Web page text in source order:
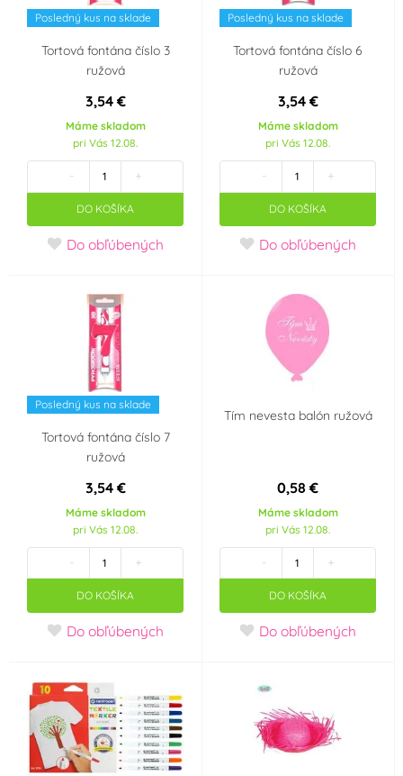
Hvězdy Ples
Karneval
Jake a piráti ze Země
Nezemě
Harry Potter Veľká noc
Dinosaurus Popelka Disney
beruška a černý
kocour
Super Mario Multicolor
Hudební párty Disco
1. narozeniny holčičí
Spiderman
Tlapková patrola -
Paw Patrol
Jednorožec - Unicorn Hello Kitty
Frozen - Ledové
Narozeniny 18 let
Narozeniny 30 let Narozeniny 40 let
Narozeniny 50 let Narozeniny 60 let
Posledný kus na sklade
Tortová fontána číslo 3
ružová
3,54 €
Máme skladom
pri Vás 12.08.
- +
DO KOŠÍKA
Do obľúbených
Posledný kus na sklade
Tortová fontána číslo 6
ružová
3,54 €
Máme skladom
pri Vás 12.08.
- +
DO KOŠÍKA
Do obľúbených
Posledný kus na sklade
Tortová fontána číslo 7
ružová
3,54 €
Máme skladom
pri Vás 12.08.
- +
DO KOŠÍKA
Do obľúbených
Tím nevesta balón ružová
0,58 €
Máme skladom
pri Vás 12.08.
- +
DO KOŠÍKA
Do obľúbených